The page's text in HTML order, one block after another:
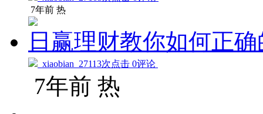
7年前 热
日赢理财教你如何正
xiaobian 27113次点击 0评论
7年前 热